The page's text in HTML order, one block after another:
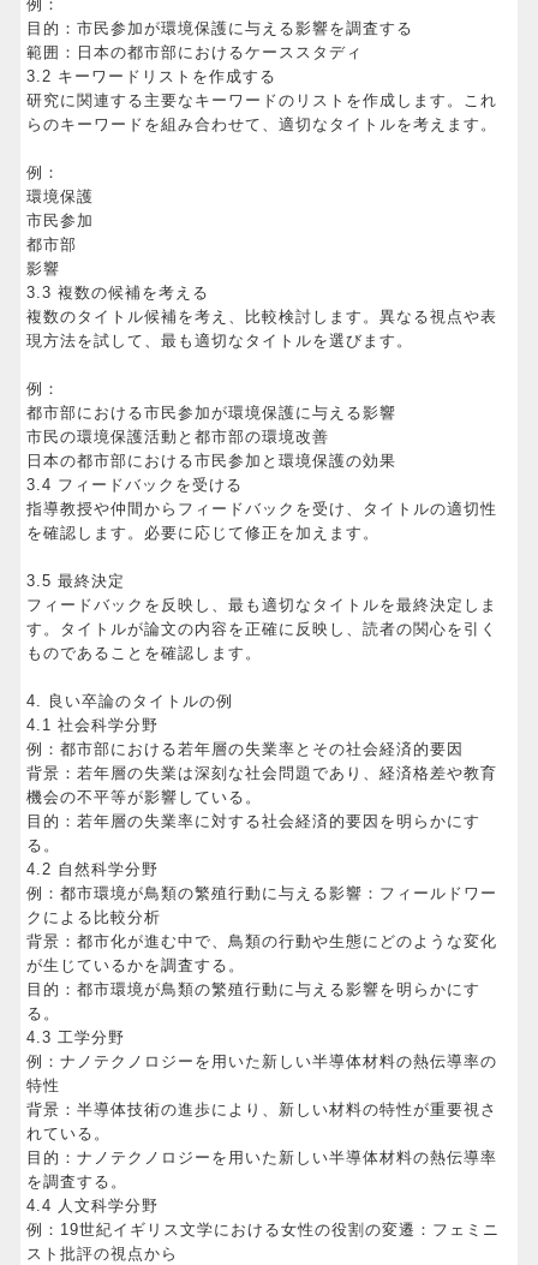
例：
目的：市民参加が環境保護に与える影響を調査する
範囲：日本の都市部におけるケーススタディ
3.2 キーワードリストを作成する
研究に関連する主要なキーワードのリストを作成します。これ
らのキーワードを組み合わせて、適切なタイトルを考えます。
例：
環境保護
市民参加
都市部
影響
3.3 複数の候補を考える
複数のタイトル候補を考え、比較検討します。異なる視点や表
現方法を試して、最も適切なタイトルを選びます。
例：
都市部における市民参加が環境保護に与える影響
市民の環境保護活動と都市部の環境改善
日本の都市部における市民参加と環境保護の効果
3.4 フィードバックを受ける
指導教授や仲間からフィードバックを受け、タイトルの適切性
を確認します。必要に応じて修正を加えます。
3.5 最終決定
フィードバックを反映し、最も適切なタイトルを最終決定しま
す。タイトルが論文の内容を正確に反映し、読者の関心を引く
ものであることを確認します。
4. 良い卒論のタイトルの例
4.1 社会科学分野
例：都市部における若年層の失業率とその社会経済的要因
背景：若年層の失業は深刻な社会問題であり、経済格差や教育
機会の不平等が影響している。
目的：若年層の失業率に対する社会経済的要因を明らかにす
る。
4.2 自然科学分野
例：都市環境が鳥類の繁殖行動に与える影響：フィールドワー
クによる比較分析
背景：都市化が進む中で、鳥類の行動や生態にどのような変化
が生じているかを調査する。
目的：都市環境が鳥類の繁殖行動に与える影響を明らかにす
る。
4.3 工学分野
例：ナノテクノロジーを用いた新しい半導体材料の熱伝導率の
特性
背景：半導体技術の進歩により、新しい材料の特性が重要視さ
れている。
目的：ナノテクノロジーを用いた新しい半導体材料の熱伝導率
を調査する。
4.4 人文科学分野
例：19世紀イギリス文学における女性の役割の変遷：フェミニ
スト批評の視点から